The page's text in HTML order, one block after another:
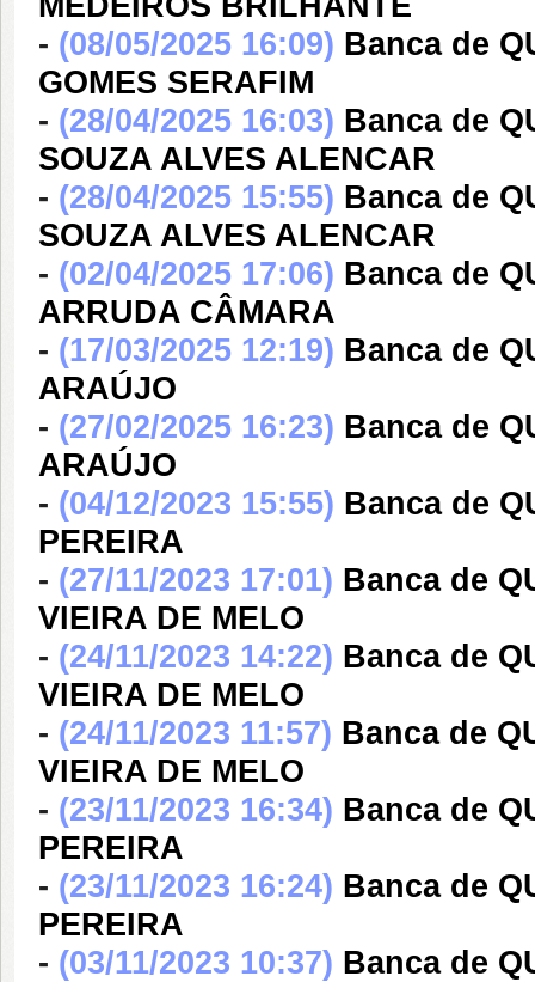
- (08/05/2025 16:09) Banca de
GOMES SERAFIM
- (28/04/2025 16:03) Banca de
SOUZA ALVES ALENCAR
- (28/04/2025 15:55) Banca de
SOUZA ALVES ALENCAR
- (02/04/2025 17:06) Banca de
ARRUDA CÂMARA
- (17/03/2025 12:19) Banca de
ARAÚJO
- (27/02/2025 16:23) Banca de
ARAÚJO
- (04/12/2023 15:55) Banca de
PEREIRA
- (27/11/2023 17:01) Banca de
VIEIRA DE MELO
- (24/11/2023 14:22) Banca de
VIEIRA DE MELO
- (24/11/2023 11:57) Banca de
VIEIRA DE MELO
- (23/11/2023 16:34) Banca de
PEREIRA
- (23/11/2023 16:24) Banca de
PEREIRA
- (03/11/2023 10:37) Banca de